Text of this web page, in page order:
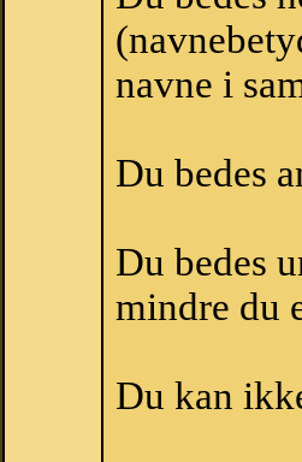
navne i
Du bedes
Du bedes
mindre du
Du kan